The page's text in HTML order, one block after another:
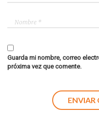
Guarda mi nombre, correo
próxima vez que comente.